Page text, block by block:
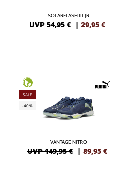
SOLARFLASH III JR
UVP 54,95 € | 29,95 €
SALE
-40%
VANTAGE NITRO
UVP 149,95 € | 89,95 €